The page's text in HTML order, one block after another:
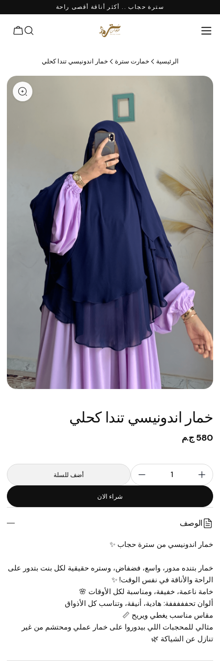
سترة حجاب .. أكثر أناقة أقصى راحة
الرئيسية خمارت سترة خمار اندونيسي تندا كحلي
خمار اندونيسي تندا كحلي
580 ج.م
شراء الان
أضف للسلة 1
الوصف
خمار اندونيسي من سترة حجاب ✨
الراحة والأناقة في نفس الوقت! ✨
خامة ناعمة، خفيفة، ومناسبة لكل الأوقات 🌸
ألوان تحفففففة: هادية، أنيقة، وتناسب كل الأذواق
مقاس مناسب يغطي ويريح 📏
تنازل عن الشياكة 🌿